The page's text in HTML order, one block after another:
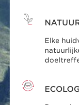
Elke